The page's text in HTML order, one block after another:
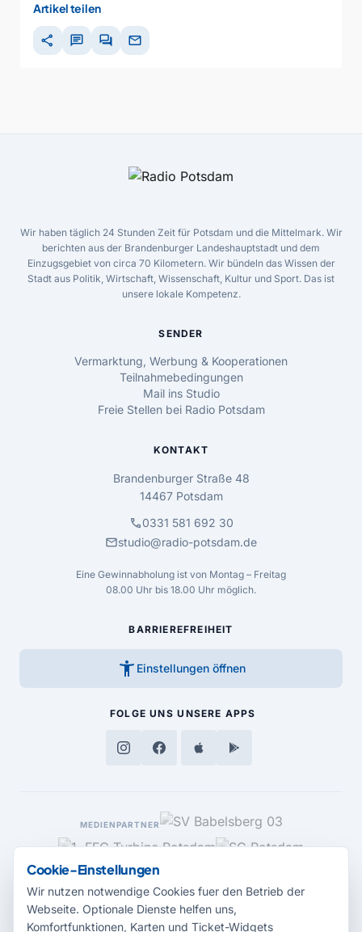
Artikel teilen
share chat forum mail
Wir haben täglich 24 Stunden Zeit für Potsdam und die Mittelmark. Wir
berichten aus der Brandenburger Landeshauptstadt und dem
Einzugsgebiet von circa 70 Kilometern. Wir bündeln das Wissen der
Stadt aus Politik, Wirtschaft, Wissenschaft, Kultur und Sport. Das ist
unsere lokale Kompetenz.
SENDER
Vermarktung, Werbung & Kooperationen
Teilnahmebedingungen
Mail ins Studio
Freie Stellen bei Radio Potsdam
KONTAKT
Brandenburger Straße 48
14467 Potsdam
call0331 581 692 30
mailstudio@radio-potsdam.de
Eine Gewinnabholung ist von Montag – Freitag
08.00 Uhr bis 18.00 Uhr möglich.
BARRIEREFREIHEIT
accessibility_new Einstellungen öffnen
FOLGE UNS UNSERE APPS
MEDIENPARTNER
Cookie-Einstellungen
Wir nutzen notwendige Cookies fuer den Betrieb der
Webseite. Optionale Dienste helfen uns,
Komfortfunktionen, Karten und Ticket-Widgets